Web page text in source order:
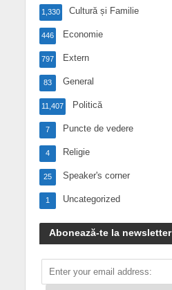
Cultură și Familie
1,330
Economie
446
Extern
797
General
83
Politică
11,407
Puncte de vedere
7
Religie
4
Speaker's corner
25
Uncategorized
1
Abonează-te la newsletter